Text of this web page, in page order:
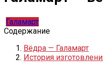
Галамарт
Содержание
Вёдра — Галамарт
История